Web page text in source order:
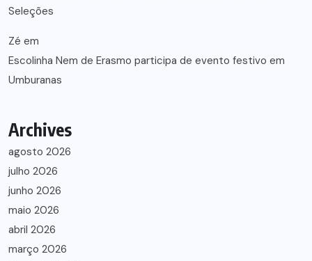
Seleções
Zé em
Escolinha Nem de Erasmo participa de evento festivo em
Umburanas
Archives
agosto 2026
julho 2026
junho 2026
maio 2026
abril 2026
março 2026